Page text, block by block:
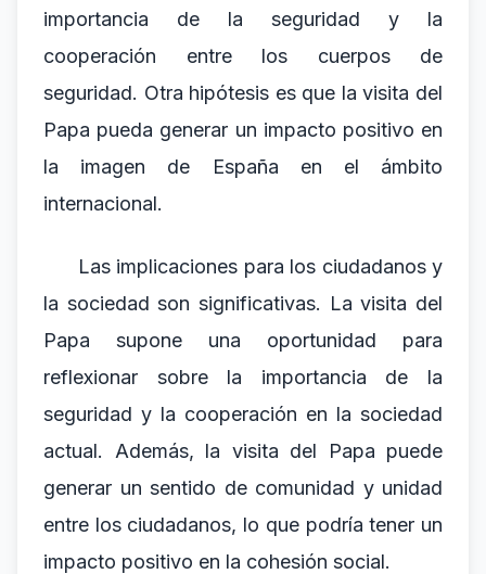
importancia de la seguridad y la
cooperación entre los cuerpos de
seguridad. Otra hipótesis es que la visita del
Papa pueda generar un impacto positivo en
la imagen de España en el ámbito
internacional.
Las implicaciones para los ciudadanos y
la sociedad son significativas. La visita del
Papa supone una oportunidad para
reflexionar sobre la importancia de la
seguridad y la cooperación en la sociedad
actual. Además, la visita del Papa puede
generar un sentido de comunidad y unidad
entre los ciudadanos, lo que podría tener un
impacto positivo en la cohesión social.